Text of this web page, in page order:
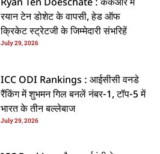
Ryan Ten Doeschate : केकेआर में
रयान टेन डोशेट के वापसी, हेड ऑफ
क्रिकेट स्ट्रेटजी के जिम्मेदारी संभरिहें
July 29, 2026
ICC ODI Rankings : आईसीसी वनडे
रैंकिंग में शुभमन गिल बनलें नंबर-1, टॉप-5 में
भारत के तीन बल्लेबाज
July 29, 2026